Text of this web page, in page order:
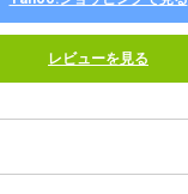
レビューを見る